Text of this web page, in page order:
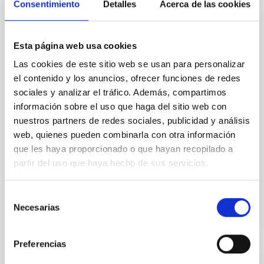
Consentimiento Detalles Acerca de las cookies
Esta página web usa cookies
Las cookies de este sitio web se usan para personalizar
el contenido y los anuncios, ofrecer funciones de redes
sociales y analizar el tráfico. Además, compartimos
información sobre el uso que haga del sitio web con
nuestros partners de redes sociales, publicidad y análisis
web, quienes pueden combinarla con otra información
que les haya proporcionado o que hayan recopilado a
partir del uso que haya hecho de sus servicios.
Necesarias
Preferencias
Finder) con la recepción de la estructura mecánica de
esta instalación, que ha llegado a las instalaciones de
IACTec, procedente del País Vasco, marcando un
nuevo hito en el desarrollo de este proyecto científico
y tecnológico. El conjunto ha sido recibido en el
Edificio IACTec, ubicado en el Parque Tecnológico y
Científico de Las Mantecas (La Laguna, Santa Cruz
de Tenerife), un enclave estratégico dedicado al
diseño, integración y validación de instrumentación
astronómica avanzada y